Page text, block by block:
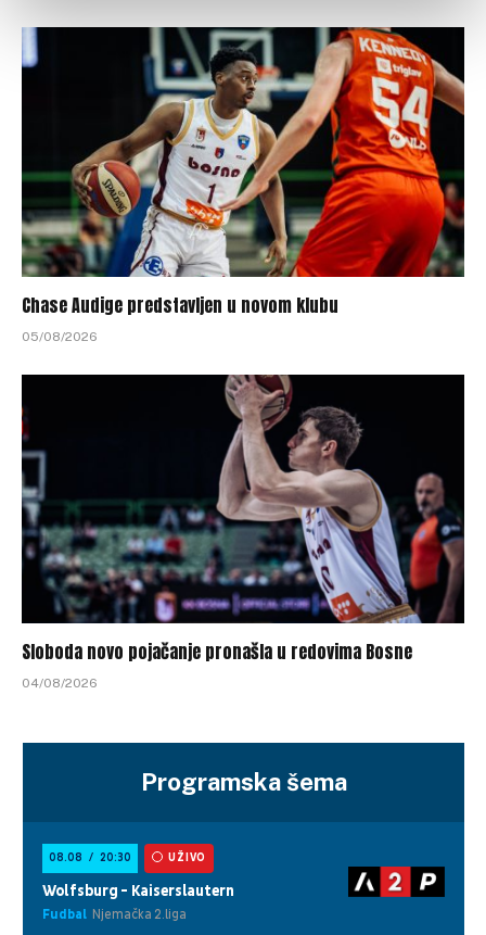
Chase Audige predstavljen u novom klubu
05/08/2026
Sloboda novo pojačanje pronašla u redovima Bosne
04/08/2026
Programska šema